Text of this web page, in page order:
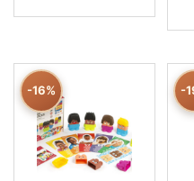
-16% -